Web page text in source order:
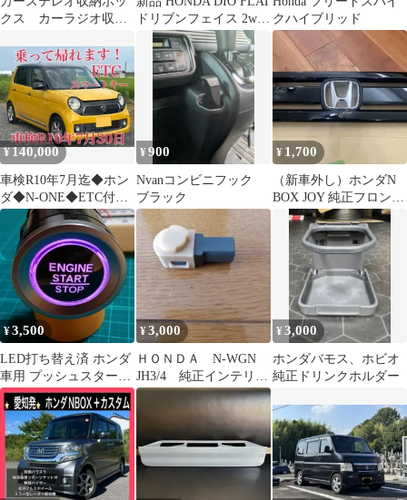
クス カーラジオ収納
PP―T
ドリブンフェイス 2way
トルクカム クラッチ
クハイブリッド
¥140,000
車検R10年7月迄◆ホン
ダ◆N-ONE◆ETC付き
◆早い者勝ち！
¥900
Nvanコンビニフック
ブラック
¥ 1,700
（新車外し）ホンダN
BOX JOY 純正フロント
グリル
¥3,500
LED打ち替え済 ホンダ
車用 プッシュスタート
スイッチ レインボー/ア
イスブルー
¥3,000
ＨＯＮＤＡ N-WGN
JH3/4 純正インテリア
ライト
¥3,000
ホンダバモス、ホビオ
純正ドリンクホルダー